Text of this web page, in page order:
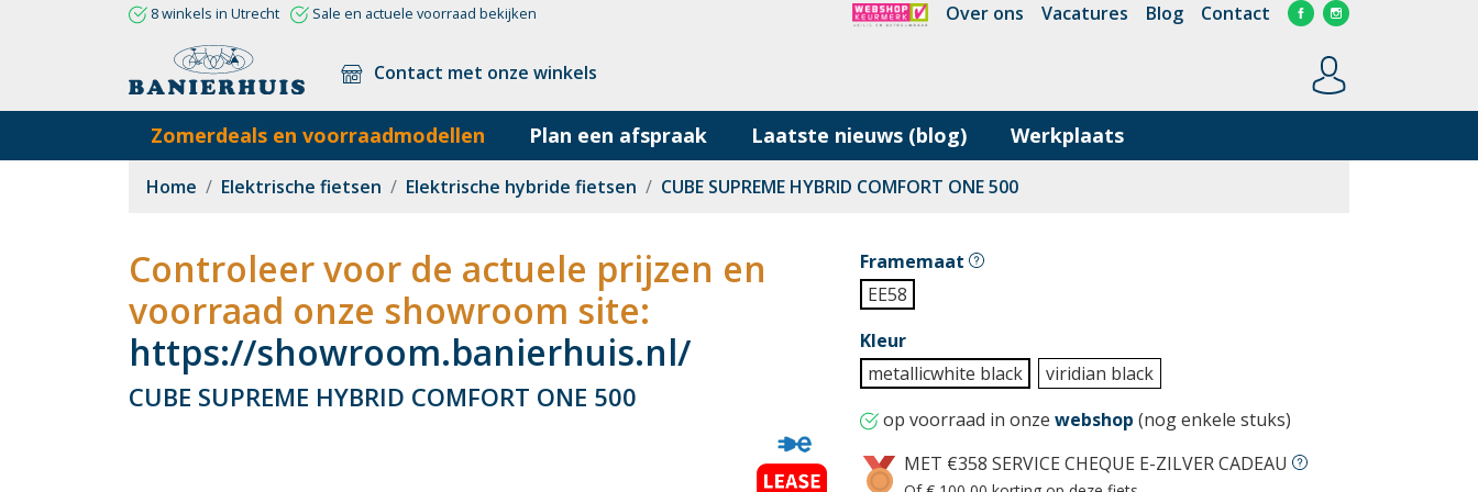
8 winkels in Utrecht Sale en actuele voorraad bekijken Over ons Vacatures Blog Contact
Contact met onze winkels
Zomerdeals en voorraadmodellen Plan een afspraak Laatste nieuws (blog) Werkplaats
Home Elektrische fietsen Elektrische hybride fietsen CUBE SUPREME HYBRID COMFORT ONE 500
Controleer voor de actuele prijzen en
voorraad onze showroom site:
https://showroom.banierhuis.nl/
CUBE SUPREME HYBRID COMFORT ONE 500
Framemaat
EE58
Kleur
metallicwhite black
viridian black
op voorraad in onze webshop (nog enkele stuks)
MET €358 SERVICE CHEQUE E-ZILVER CADEAU